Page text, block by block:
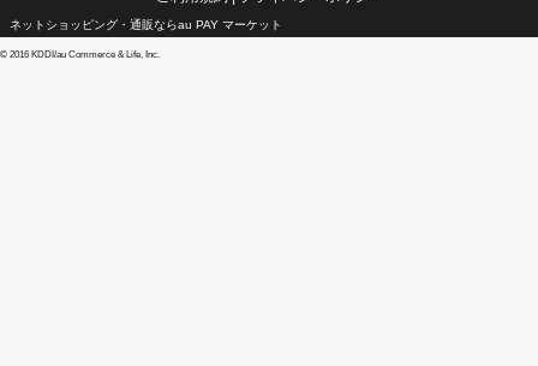
ネットショッピング・通販ならau PAY マーケット
© 2016 KDDI/au Commerce & Life, Inc.